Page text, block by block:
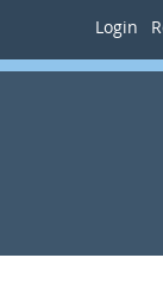
Login